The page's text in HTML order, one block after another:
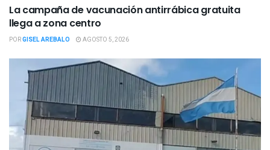
La campaña de vacunación antirrábica gratuita
llega a zona centro
PORGISEL AREBALO AGOSTO 5, 2026